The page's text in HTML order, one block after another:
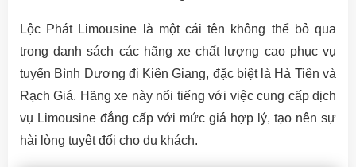
Lộc Phát Limousine là một cái tên không thể bỏ qua
trong danh sách các hãng xe chất lượng cao phục vụ
tuyến Bình Dương đi Kiên Giang, đặc biệt là Hà Tiên và
Rạch Giá. Hãng xe này nổi tiếng với việc cung cấp dịch
vụ Limousine đẳng cấp với mức giá hợp lý, tạo nên sự
hài lòng tuyệt đối cho du khách.